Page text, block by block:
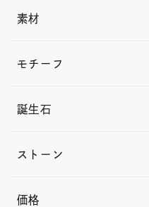
素材
モチーフ
誕生石
ストーン
価格